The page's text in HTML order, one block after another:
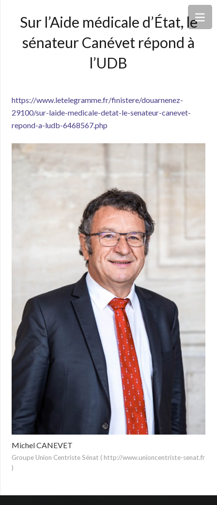
Sur l’Aide médicale d’État, le
sénateur Canévet répond à
l’UDB
https://www.letelegramme.fr/finistere/douarnenez-
29100/sur-laide-medicale-detat-le-senateur-canevet-
repond-a-ludb-6468567.php
Michel CANEVET
Groupe Union Centriste Sénat ( http://www.unioncentriste-senat.fr
)